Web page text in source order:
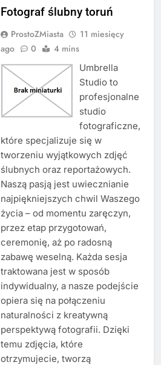
Fotograf ślubny toruń
ProstoZMiasta
11 miesięcy
ago
0 4 mins
Umbrella
Studio to
profesjonalne
studio
fotograficzne,
które specjalizuje się w
tworzeniu wyjątkowych zdjęć
ślubnych oraz reportażowych.
Naszą pasją jest uwiecznianie
najpiękniejszych chwil Waszego
życia – od momentu zaręczyn,
przez etap przygotowań,
ceremonię, aż po radosną
zabawę weselną. Każda sesja
traktowana jest w sposób
indywidualny, a nasze podejście
opiera się na połączeniu
naturalności z kreatywną
perspektywą fotografii. Dzięki
temu zdjęcia, które
otrzymujecie, tworzą